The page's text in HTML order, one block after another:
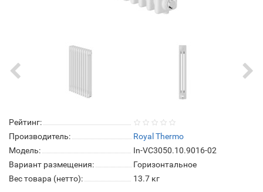
Рейтинг:
Производитель:
Royal Thermo
Модель:
In-VC3050.10.9016-02
Вариант размещения:
Горизонтальное
Вес товара (нетто):
13.7 кг